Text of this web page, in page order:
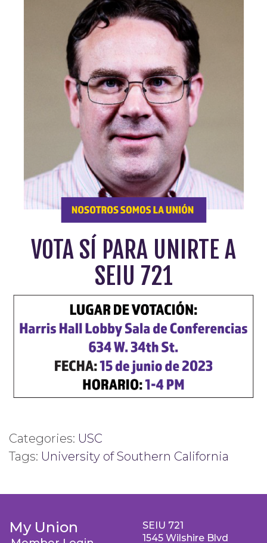
VOTA SÍ PARA UNIRTE A
SEIU 721
Categories: USC
Tags: University of Southern California
My Union
SEIU 721
1545 Wilshire Blvd